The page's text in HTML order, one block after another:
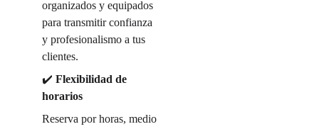
organizados y equipados
para transmitir confianza
y profesionalismo a tus
clientes.
✔️ Flexibilidad de
horarios
Reserva por horas, medio